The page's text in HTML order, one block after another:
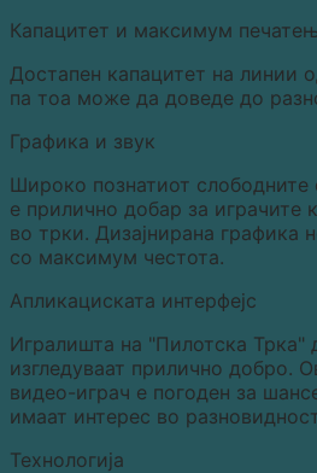
Капацитет и максимум
Достапен капацитет на линии
па тоа може да доведе до
Графика и звук
Широко познатиот слободните
е прилично добар за играчите
во трки. Дизајнирана графика
со максимум честота.
Апликациската интерфејс
Игралишта на "Пилотска Трка"
изгледуваат прилично добро.
видео-играч е погоден за
имаат интерес во
Технологија